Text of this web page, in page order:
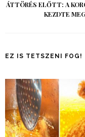
ÁTTÖRÉS ELŐTT: A
KEZDTE
EZ IS TETSZENI FOG!